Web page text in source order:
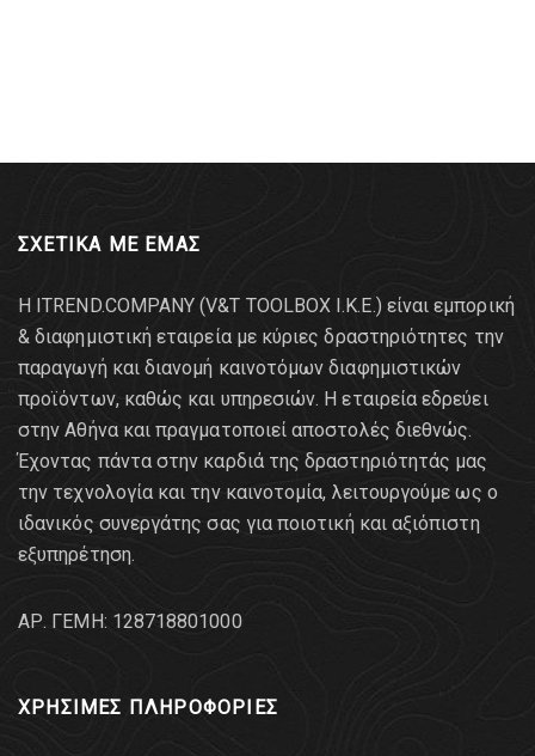
ΣΧΕΤΙΚΑ ΜΕ ΕΜΑΣ
Η ITREND.COMPANY (V&T TOOLBOX Ι.Κ.Ε.) είναι εμπορική
& διαφημιστική εταιρεία με κύριες δραστηριότητες την
παραγωγή και διανομή καινοτόμων διαφημιστικών
προϊόντων, καθώς και υπηρεσιών. Η εταιρεία εδρεύει
στην Αθήνα και πραγματοποιεί αποστολές διεθνώς.
Έχοντας πάντα στην καρδιά της δραστηριότητάς μας
την τεχνολογία και την καινοτομία, λειτουργούμε ως ο
ιδανικός συνεργάτης σας για ποιοτική και αξιόπιστη
εξυπηρέτηση.
AΡ. ΓΕΜΗ: 128718801000
ΧΡΗΣΙΜΕΣ ΠΛΗΡΟΦΟΡΙΕΣ